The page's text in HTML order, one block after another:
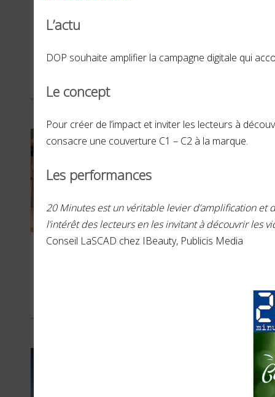
Système U
AVRIL 2022
L’actu
DOP souhaite amplifier la campagne digitale qui
Le concept
Pour créer de l’impact et inviter les lecteurs à
consacre une couverture C1 – C2 à la marque.
Les performances
20 Minutes est un véritable levier d’amplification et
l’intérêt des lecteurs en les invitant à découvrir les
Conseil LaSCAD chez IBeauty, Publicis Media